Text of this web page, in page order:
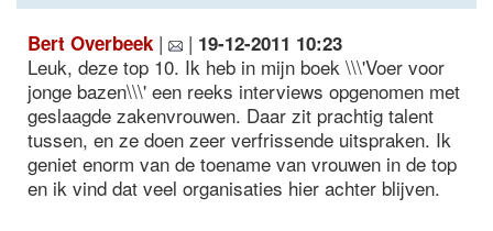
Bert Overbeek | | 19-12-2011 10:23
Leuk, deze top 10. Ik heb in mijn boek \\\'Voer voor
jonge bazen\\\' een reeks interviews opgenomen met
geslaagde zakenvrouwen. Daar zit prachtig talent
tussen, en ze doen zeer verfrissende uitspraken. Ik
geniet enorm van de toename van vrouwen in de top
en ik vind dat veel organisaties hier achter blijven.